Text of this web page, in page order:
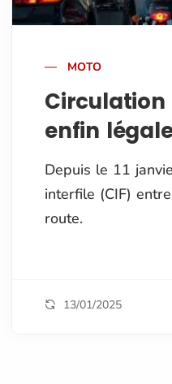
MOTO
enfin
Depuis le 11
interfile (CIF)
route.
13/01/2025